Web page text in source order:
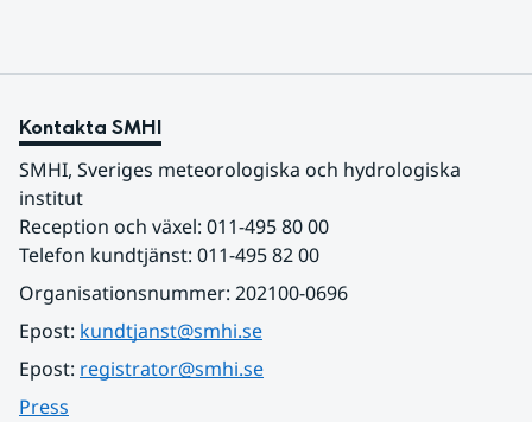
Kontakta SMHI
SMHI, Sveriges meteorologiska och hydrologiska
institut
Reception och växel: 011-495 80 00
Telefon kundtjänst: 011-495 82 00
Organisationsnummer: 202100-0696
Epost: kundtjanst@smhi.se
Epost: registrator@smhi.se
Press